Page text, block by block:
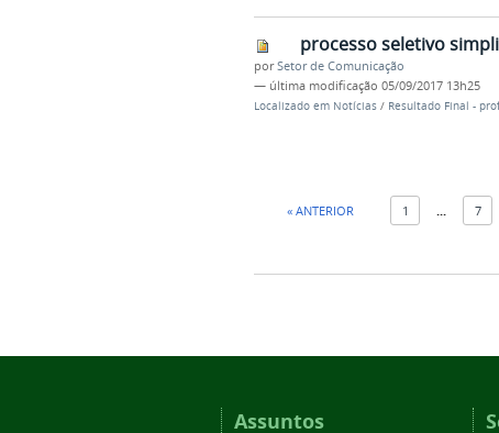
processo seletivo
porSetor de Comunicação
— última modificação 05/09/2017 13h25
Localizado em Notícias / Resultado Final -
« ANTERIOR 1 7
Assuntos